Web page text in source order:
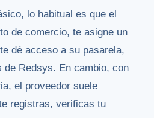
lo habitual es que el
de comercio, te asigne un
dé acceso a su pasarela,
de Redsys. En cambio, con
el proveedor suele
registras, verificas tu